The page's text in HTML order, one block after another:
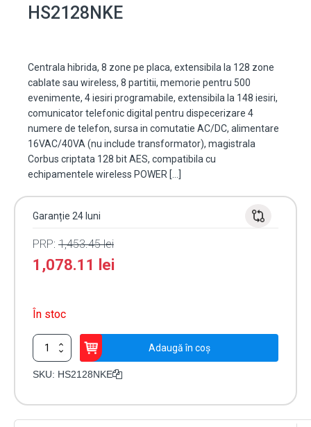
HS2128NKE
Centrala hibrida, 8 zone pe placa, extensibila la 128 zone
cablate sau wireless, 8 partitii, memorie pentru 500
evenimente, 4 iesiri programabile, extensibila la 148 iesiri,
comunicator telefonic digital pentru dispecerizare 4
numere de telefon, sursa in comutatie AC/DC, alimentare
16VAC/40VA (nu include transformator), magistrala
Corbus criptata 128 bit AES, compatibila cu
echipamentele wireless POWER […]
Garanție 24 luni
PRP: 1,453.45lei
1,078.11 lei
În stoc
Cantitate
Centrala
SERIA
Adaugă în coș
SKU: HS2128NKE